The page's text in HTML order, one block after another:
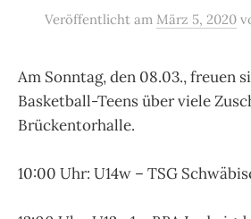
Veröffentlicht am März 5, 2020
Am Sonntag, den 08.03., freuen
Basketball-Teens über viele
Brückentorhalle.
10:00 Uhr: U14w – TSG